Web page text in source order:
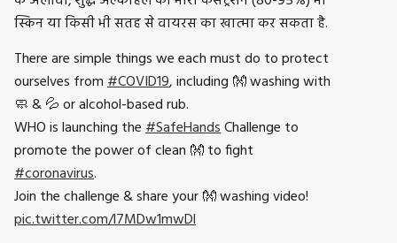
स्किन या किसी भी सतह से वायरस का खात्मा कर सकता है.
There are simple things we each must do to protect
ourselves from#COVID19, including 👐 washing with
🧼 & 💦 or alcohol-based rub.
WHO is launching the#SafeHandsChallenge to
promote the power of clean 👐 to fight
#coronavirus.
Join the challenge & share your 👐 washing video!
pic.twitter.com/l7MDw1mwDl